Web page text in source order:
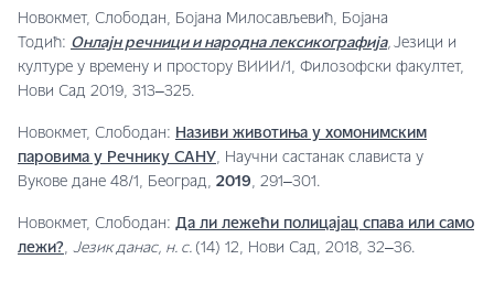
Новокмет, Слободан, Бојана Милосављевић, Бојана
Тодић: Онлајн речници и народна лексикографија, Језици и
културе у времену и простору ВИИИ/1, Филозофски факултет,
Нови Сад 2019, 313‒325.
Новокмет, Слободан: Називи животиња у хомонимским
паровима у Речнику САНУ, Научни састанак слависта у
Вукове дане 48/1, Београд, 2019, 291‒301.
Новокмет, Слободан: Да ли лежећи полицајац спава или само
лежи?, Језик данас, н. с. (14) 12, Нови Сад, 2018, 32‒36.